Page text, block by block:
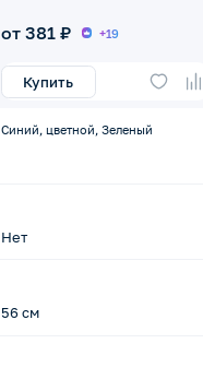
от 381 ₽ +19
Купить
Синий, цветной, Зеленый
Нет
56 см